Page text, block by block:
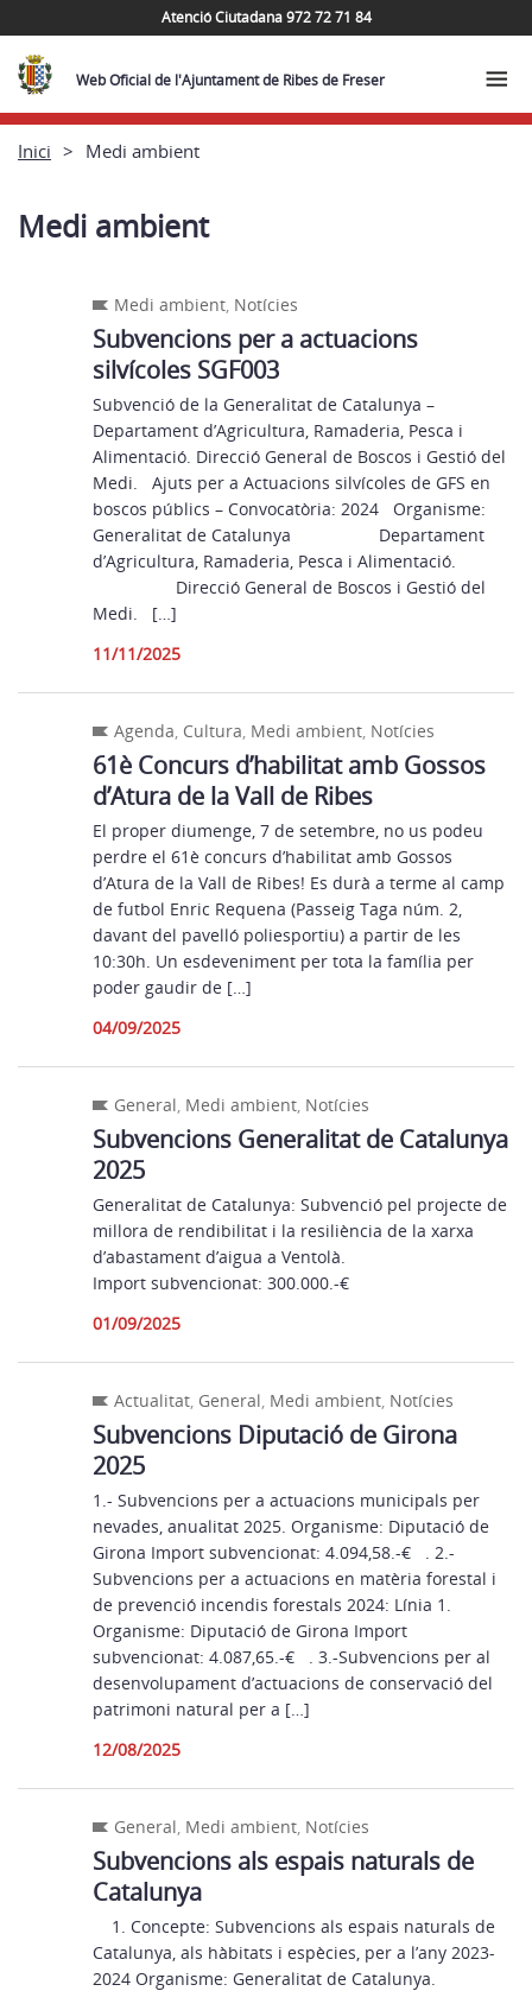
Atenció Ciutadana 972 72 71 84
Web Oficial de l'Ajuntament de Ribes de Freser
Inici Medi ambient
Medi ambient
Medi ambient, Notícies
Subvencions per a actuacions
silvícoles SGF003
Subvenció de la Generalitat de Catalunya –
Departament d’Agricultura, Ramaderia, Pesca i
Alimentació. Direcció General de Boscos i Gestió del
Medi. Ajuts per a Actuacions silvícoles de GFS en
boscos públics – Convocatòria: 2024 Organisme:
Generalitat de Catalunya Departament
d’Agricultura, Ramaderia, Pesca i Alimentació.
Direcció General de Boscos i Gestió del
Medi. […]
11/11/2025
Agenda, Cultura, Medi ambient, Notícies
61è Concurs d’habilitat amb Gossos
d’Atura de la Vall de Ribes
El proper diumenge, 7 de setembre, no us podeu
perdre el 61è concurs d’habilitat amb Gossos
d’Atura de la Vall de Ribes! Es durà a terme al camp
de futbol Enric Requena (Passeig Taga núm. 2,
davant del pavelló poliesportiu) a partir de les
10:30h. Un esdeveniment per tota la família per
poder gaudir de […]
04/09/2025
General, Medi ambient, Notícies
Subvencions Generalitat de Catalunya
2025
Generalitat de Catalunya: Subvenció pel projecte de
millora de rendibilitat i la resiliència de la xarxa
d’abastament d’aigua a Ventolà.
Import subvencionat: 300.000.-€
01/09/2025
Actualitat, General, Medi ambient, Notícies
Subvencions Diputació de Girona
2025
1.- Subvencions per a actuacions municipals per
nevades, anualitat 2025. Organisme: Diputació de
Girona Import subvencionat: 4.094,58.-€ . 2.-
Subvencions per a actuacions en matèria forestal i
de prevenció incendis forestals 2024: Línia 1.
Organisme: Diputació de Girona Import
subvencionat: 4.087,65.-€ . 3.-Subvencions per al
desenvolupament d’actuacions de conservació del
patrimoni natural per a […]
12/08/2025
General, Medi ambient, Notícies
Subvencions als espais naturals de
Catalunya
1. Concepte: Subvencions als espais naturals de
Catalunya, als hàbitats i espècies, per a l’any 2023-
2024 Organisme: Generalitat de Catalunya.